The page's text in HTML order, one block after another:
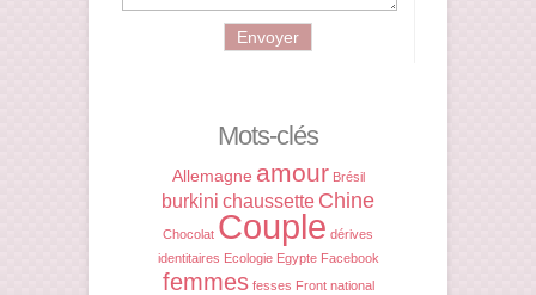
Mots-clés
Allemagne amour Brésil
burkini chaussette Chine
Chocolat Couple dérives
identitaires Ecologie Egypte Facebook
femmes fesses Front national